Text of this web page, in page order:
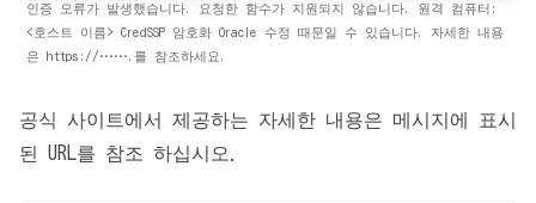
인증 오류가 발생했습니다. 요청한 함수가 지원되지 않습니다. 원격 컴퓨터:
<호스트 이름> CredSSP 암호화 Oracle 수정 때문일 수 있습니다. 자세한 내용
은 https://…….를 참조하세요.
공식 사이트에서 제공하는 자세한 내용은 메시지에 표시
된 URL를 참조 하십시오.